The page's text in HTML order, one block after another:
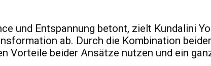
und Entspannung betont, zielt Kundalini
ab. Durch die Kombination
Vorteile beider Ansätze nutzen und ein